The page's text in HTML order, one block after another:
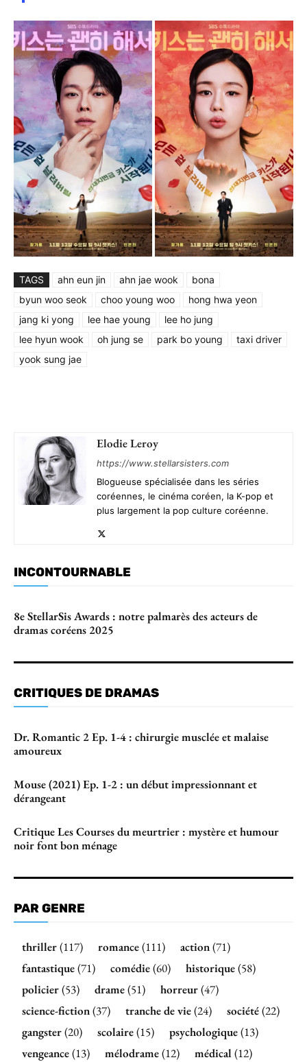
TAGS ahn eun jin ahn jae wook
bona
byun woo seok
choo young woo
hong hwa yeon
jang ki yong
lee hae young
lee ho jung
lee hyun wook
oh jung se park bo young
taxi driver
yook sung jae
Elodie Leroy
https://www.stellarsisters.com
Blogueuse spécialisée dans les séries
coréennes, le cinéma coréen, la K-pop et
plus largement la pop culture coréenne.
INCONTOURNABLE
8e StellarSis Awards : notre palmarès des acteurs de
dramas coréens 2025
CRITIQUES DE DRAMAS
Dr. Romantic 2 Ep. 1-4 : chirurgie musclée et malaise
amoureux
Mouse (2021) Ep. 1-2 : un début impressionnant et
dérangeant
Critique Les Courses du meurtrier : mystère et humour
noir font bon ménage
PAR GENRE
thriller(117) romance(111) action(71)
fantastique(71) comédie(60) historique(58)
policier(53) drame(51) horreur(47)
science-fiction(37) tranche de vie(24) société(22)
gangster(20) scolaire(15) psychologique(13)
vengeance(13) mélodrame(12) médical(12)